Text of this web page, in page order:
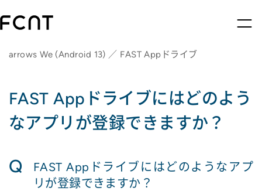
arrows We (Android 13) ／ FAST Appドライブ
FAST Appドライブにはどのよう
なアプリが登録できますか？
Q
FAST Appドライブにはどのようなアプ
リが登録できますか？